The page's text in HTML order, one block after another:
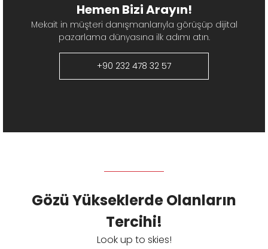
Hemen Bizi Arayın!
Mekait in müşteri danışmanlarıyla görüşüp dijital
pazarlama dünyasına ilk adımı atın.
+90 232 478 32 57
Gözü Yükseklerde Olanların
Tercihi!
Look up to skies!